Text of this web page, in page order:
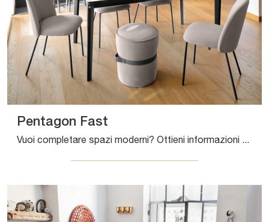
Pentagon Fast
Vuoi completare spazi moderni? Ottieni informazioni sui tavoli moderni allungabili: il modello da cucina Pentagon Fast ti attende.